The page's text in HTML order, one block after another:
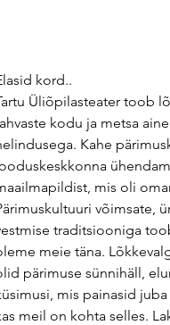
kord..
Üliõpilasteater toob
kodu ja metsa
Kahe
mis oli
võimsate,
traditsiooniga
meie täna.
pärimuse sünnihäll,
mis painasid
meil on kohta selles.